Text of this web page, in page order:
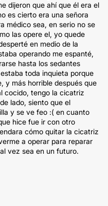
dijeron que ahí que él era el
es cierto era una señora
médico sea, en serio no se
las opere el, yo quede
en medio de la
operando me espanté,
hasta los sedantes
toda inquieta porque
y más horrible después que
cocido, tengo la cicatriz
lado, siento que el
y se ve feo :( en cuanto
hice fue ir con otro
cómo quitar la cicatriz
a operar para reparar
vez sea en un futuro.